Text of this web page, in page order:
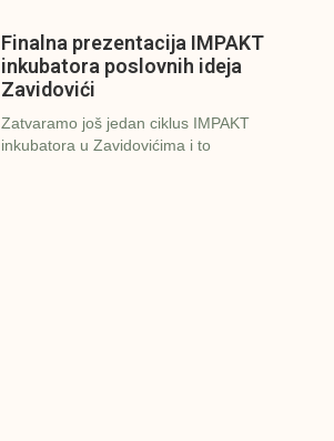
Finalna prezentacija IMPAKT
inkubatora poslovnih ideja
Zavidovići
Zatvaramo još jedan ciklus IMPAKT
inkubatora u Zavidovićima i to